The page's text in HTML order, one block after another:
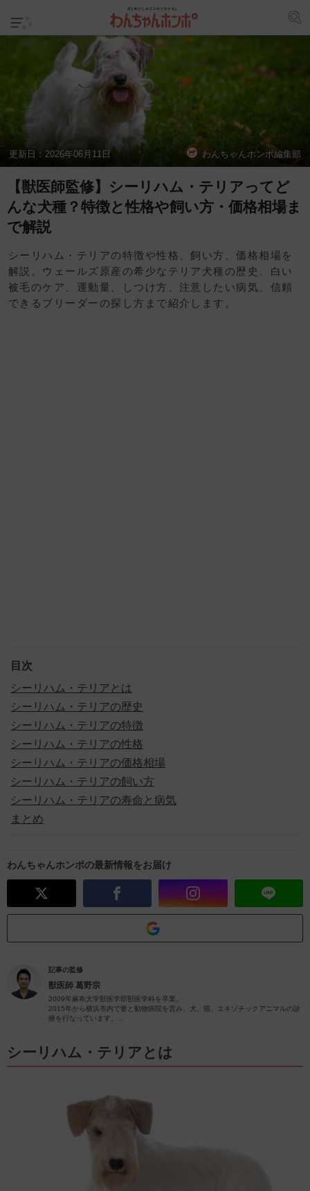
更新日： 2026年06月11日 わんちゃんホンポ編集部
【獣医師監修】シーリハム・テリアってど
んな犬種？特徴と性格や飼い方・価格相場ま
で解説
シーリハム・テリアの特徴や性格、飼い方、価格相場を
解説。ウェールズ原産の希少なテリア犬種の歴史、白い
被毛のケア、運動量、しつけ方、注意したい病気、信頼
できるブリーダーの探し方まで紹介します。
目次
シーリハム・テリアとは
シーリハム・テリアの歴史
シーリハム・テリアの特徴
シーリハム・テリアの性格
シーリハム・テリアの価格相場
シーリハム・テリアの飼い方
シーリハム・テリアの寿命と病気
まとめ
わんちゃんホンポの最新情報をお届け
記事の監修
獣医師 葛野宗
2009年麻布大学獣医学部獣医学科を卒業。
2015年から横浜市内で妻と動物病院を営み、犬、猫、エキゾチックアニマルの診
療を行なっています。
内科(循環器、内分泌など)、歯科、産科に力を入れています。
シーリハム・テリアとは